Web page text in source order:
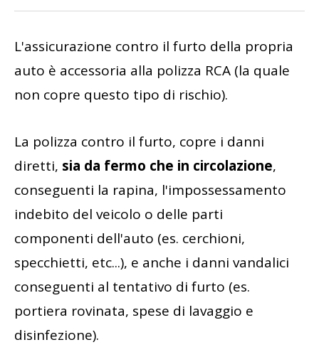
L'assicurazione contro il furto della propria
auto è accessoria alla polizza RCA (la quale
non copre questo tipo di rischio).
La polizza contro il furto, copre i danni
diretti, sia da fermo che in circolazione,
conseguenti la rapina, l'impossessamento
indebito del veicolo o delle parti
componenti dell'auto (es. cerchioni,
specchietti, etc...), e anche i danni vandalici
conseguenti al tentativo di furto (es.
portiera rovinata, spese di lavaggio e
disinfezione).